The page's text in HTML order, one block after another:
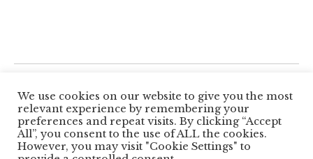
Folge uns
Facebook
We use cookies on our website to give you the most
relevant experience by remembering your
preferences and repeat visits. By clicking “Accept
All”, you consent to the use of ALL the cookies.
However, you may visit "Cookie Settings" to